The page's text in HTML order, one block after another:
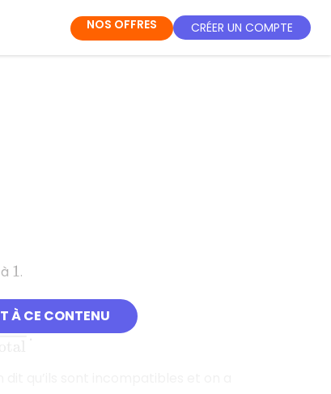
NOS OFFRES CRÉER UN COMPTE
À CE CONTENU
1 .
mbre d élé ment ot